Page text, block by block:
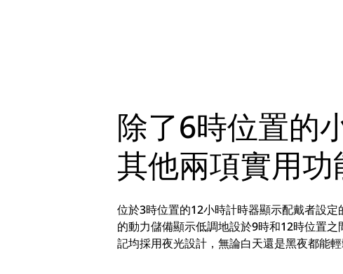
除了6時位置的
其他兩項實用
位於3時位置的12小時計時器顯示配戴者設
的動力儲備顯示低調地設於9時和12時位置
記均採用夜光設計，無論白天還是黑夜都能輕